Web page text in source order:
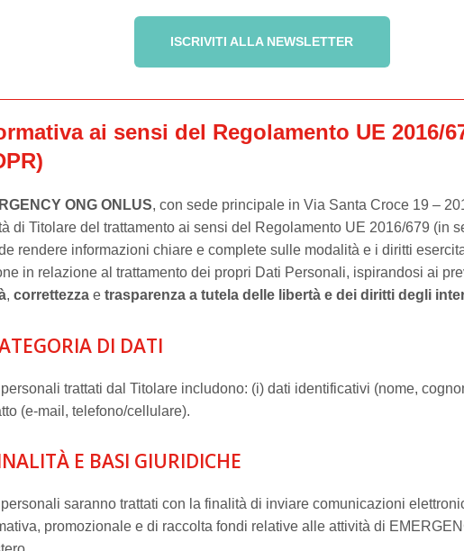
ai sensi del Regolamento UE 2016/
ONG ONLUS, con sede principale in Via Santa Croce 19 –
di Titolare del trattamento ai sensi del Regolamento UE 2016/679 (in
rendere informazioni chiare e complete sulle modalità e i diritti
in relazione al trattamento dei propri Dati Personali, ispirandosi ai
, correttezzae trasparenza a tutela delle libertà e dei diritti degli
DI DATI
personali trattati dal Titolare includono: (i) dati identificativi (nome,
(e-mail, telefono/cellulare).
E BASI GIURIDICHE
personali saranno trattati con la finalità di inviare comunicazioni
promozionale e di raccolta fondi relative alle attività di